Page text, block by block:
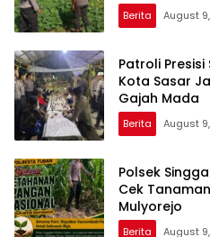
Berita August
Patroli
Kota Sasar
Gajah Mada
Berita August
Polsek
Cek
Mulyorejo
Berita August